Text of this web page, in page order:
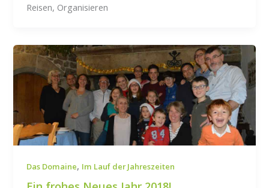
Reisen, Organisieren
Das Domaine, Im Lauf der Jahreszeiten